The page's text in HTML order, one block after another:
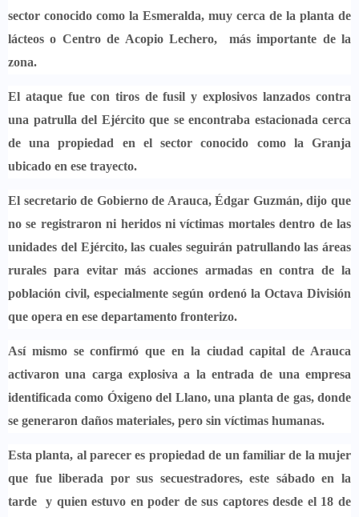
sector conocido como la Esmeralda, muy cerca de la planta de
lácteos o Centro de Acopio Lechero, más importante de la
zona.
El ataque fue con tiros de fusil y explosivos lanzados contra
una patrulla del Ejército que se encontraba estacionada cerca
de una propiedad en el sector conocido como la Granja
ubicado en ese trayecto.
El secretario de Gobierno de Arauca, Édgar Guzmán, dijo que
no se registraron ni heridos ni víctimas mortales dentro de las
unidades del Ejército, las cuales seguirán patrullando las áreas
rurales para evitar más acciones armadas en contra de la
población civil,especialmente según ordenó la Octava División
que opera en ese departamento fronterizo.
Así mismo se confirmó que en la ciudad capital de Arauca
activaron una carga explosiva a la entrada de una empresa
identificada como Óxigeno del Llano, una planta de gas, donde
se generaron daños materiales, pero sin víctimas humanas.
Esta planta, al parecer es propiedad de un familiar de la mujer
que fue liberada por sus secuestradores,este sábado en la
tarde y quien estuvo en poder de sus captores desde el 18 de